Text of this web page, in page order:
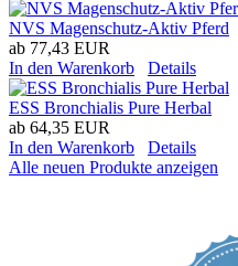
NVS Magenschutz-Aktiv Pferd
ab 77,43 EUR
In den Warenkorb
Details
ESS Bronchialis Pure Herbal
ab 64,35 EUR
In den Warenkorb
Details
Alle neuen Produkte anzeigen